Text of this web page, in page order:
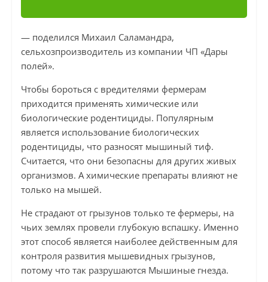
— поделился Михаил Саламандра,
сельхозпроизводитель из компании ЧП «Дары
полей».
Чтобы бороться с вредителями фермерам
приходится применять химические или
биологические родентициды. Популярным
является использование биологических
родентициды, что разносят мышиный тиф.
Считается, что они безопасны для других живых
организмов. А химические препараты влияют не
только на мышей.
Не страдают от грызунов только те фермеры, на
чьих землях провели глубокую вспашку. Именно
этот способ является наиболее действенным для
контроля развития мышевидных грызунов,
потому что так разрушаются Мышиные гнезда.